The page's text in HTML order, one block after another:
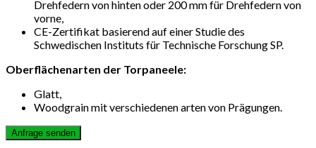
Drehfedern von hinten oder 200 mm für Drehfedern von
vorne,
CE-Zertifikat basierend auf einer Studie des
Schwedischen Instituts für Technische Forschung SP.
Oberflächenarten der Torpaneele:
Glatt,
Woodgrain mit verschiedenen arten von Prägungen.